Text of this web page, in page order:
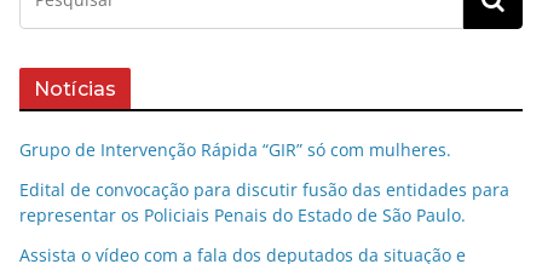
Notícias
Grupo de Intervenção Rápida “GIR” só com mulheres.
Edital de convocação para discutir fusão das entidades para
representar os Policiais Penais do Estado de São Paulo.
Assista o vídeo com a fala dos deputados da situação e